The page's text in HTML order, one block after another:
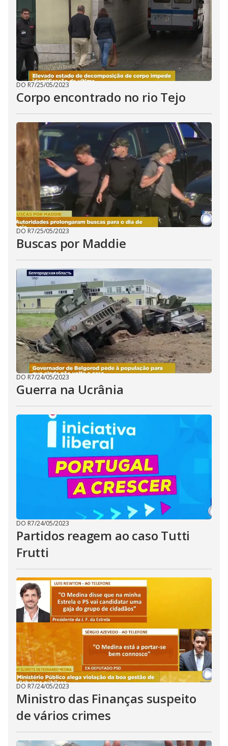
DO R7/25/05/2023
Corpo encontrado no rio Tejo
DO R7/25/05/2023
Buscas por Maddie
DO R7/24/05/2023
Guerra na Ucrânia
DO R7/24/05/2023
Partidos reagem ao caso Tutti
Frutti
DO R7/24/05/2023
Ministro das Finanças suspeito
de vários crimes